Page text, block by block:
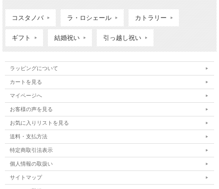
コスタノバ ラ・ロシェール カトラリー
ギフト 結婚祝い 引っ越し祝い
ラッピングについて
カートを見る
マイページへ
お客様の声を見る
お気に入りリストを見る
送料・支払方法
特定商取引法表示
個人情報の取扱い
サイトマップ